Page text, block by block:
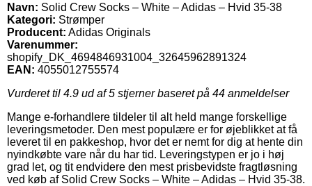
Navn: Solid Crew Socks – White – Adidas – Hvid 35-38
Kategori: Strømper
Producent: Adidas Originals
Varenummer:
shopify_DK_4694846931004_32645962891324
EAN: 4055012755574
Vurderet til 4.9 ud af 5 stjerner baseret på 44 anmeldelser
Mange e-forhandlere tildeler til alt held mange forskellige
leveringsmetoder. Den mest populære er for øjeblikket at få
leveret til en pakkeshop, hvor det er nemt for dig at hente din
nyindkøbte vare når du har tid. Leveringstypen er jo i høj
grad let, og tit endvidere den mest prisbevidste fragtløsning
ved køb af Solid Crew Socks – White – Adidas – Hvid 35-38.